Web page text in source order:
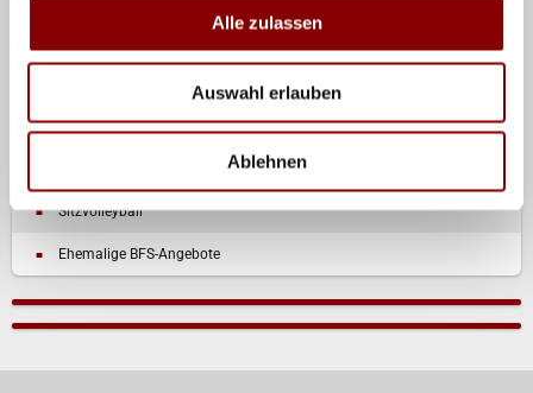
Alle zulassen
Auswahl erlauben
Ablehnen
Parkvolley
Sitzvolleyball
Ehemalige BFS-Angebote